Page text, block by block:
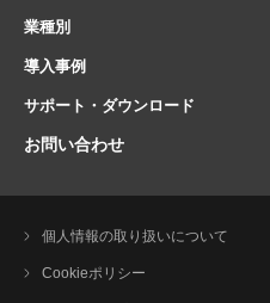
業種別
導入事例
サポート・ダウンロード
お問い合わせ
個人情報の取り扱いについて
Cookieポリシー